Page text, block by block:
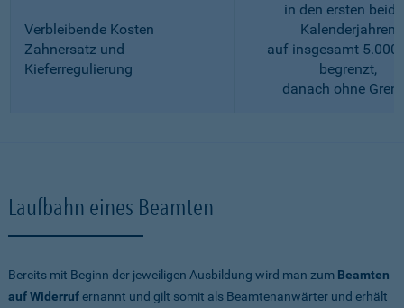
Verbleibende Kosten
Zahnersatz und
Kieferregulierung
in den ersten
Kalenderjahren
auf insgesamt 5.000
begrenzt,
danach ohne
Laufbahn eines Beamten
Bereits mit Beginn der jeweiligen Ausbildung wird man zum Beamten
auf Widerrufernannt und gilt somit als Beamtenanwärter und erhält